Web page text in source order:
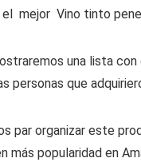
mejor Vino tinto
una lista
personas que
par organizar este
más popularidad en